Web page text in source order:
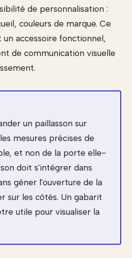
de personnalisation :
couleurs de marque. Ce
un accessoire fonctionnel,
de communication visuelle
un paillasson sur
mesures précises de
et non de la porte elle-
doit s'intégrer dans
gêner l'ouverture de la
sur les côtés. Un gabarit
utile pour visualiser la